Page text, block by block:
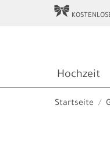
r
Hochzeit
Startseite